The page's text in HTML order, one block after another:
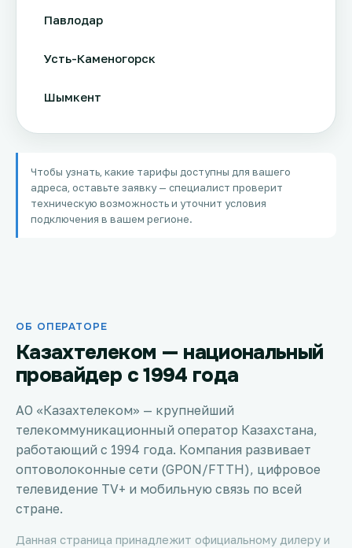
Павлодар
Усть-Каменогорск
Шымкент
Актау
Соколов
Петропавловск
Темиртау
Тараз
Зеленое
Атырау
Чтобы узнать, какие тарифы доступны для вашего
адреса, оставьте заявку — специалист проверит
техническую возможность и уточнит условия
подключения в вашем регионе.
ОБ ОПЕРАТОРЕ
Казахтелеком — национальный
провайдер с 1994 года
АО «Казахтелеком» — крупнейший
телекоммуникационный оператор Казахстана,
работающий с 1994 года. Компания развивает
оптоволоконные сети (GPON/FTTH), цифровое
телевидение TV+ и мобильную связь по всей
стране.
Данная страница принадлежит официальному дилеру и